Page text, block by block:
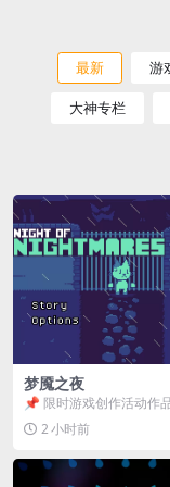
最新 游
大神专栏
梦魇之夜
📌 限时游戏创作活动作
Game Jam） 📖 故事背
2 小时前